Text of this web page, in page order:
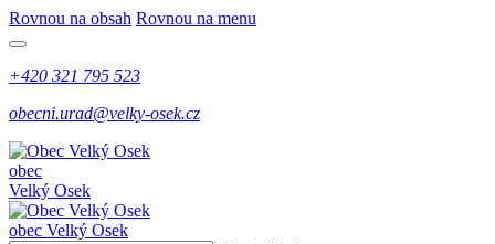
Rovnou na obsah Rovnou na menu
+420 321 795 523
obecni.urad@velky-osek.cz
obec
Velký Osek
obec Velký Osek